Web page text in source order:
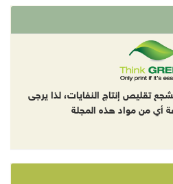
تقليص إنتاج النفايات، لذا يرجى
أي من مواد هذه المجلة